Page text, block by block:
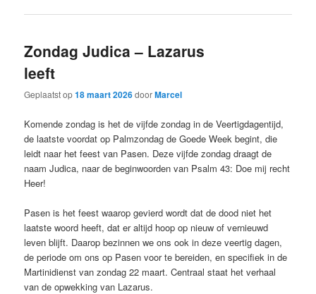
Zondag Judica – Lazarus
leeft
Geplaatst op18 maart 2026doorMarcel
Komende zondag is het de vijfde zondag in de Veertigdagentijd,
de laatste voordat op Palmzondag de Goede Week begint, die
leidt naar het feest van Pasen. Deze vijfde zondag draagt de
naam Judica, naar de beginwoorden van Psalm 43: Doe mij recht
Heer!
Pasen is het feest waarop gevierd wordt dat de dood niet het
laatste woord heeft, dat er altijd hoop op nieuw of vernieuwd
leven blijft. Daarop bezinnen we ons ook in deze veertig dagen,
de periode om ons op Pasen voor te bereiden, en specifiek in de
Martinidienst van zondag 22 maart. Centraal staat het verhaal
van de opwekking van Lazarus.